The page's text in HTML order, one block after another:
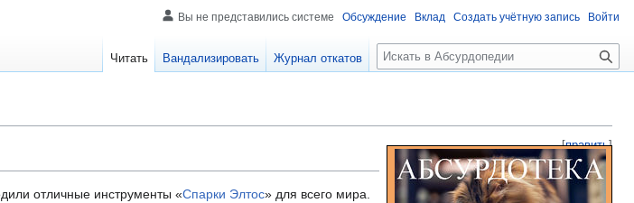
[править]
отличные инструменты «Спарки Элтос» для всего мира.
Вы не представились системе Обсуждение Вклад Создать учётную запись Войти
Читать Вандализировать Журнал откатов
П
о
к